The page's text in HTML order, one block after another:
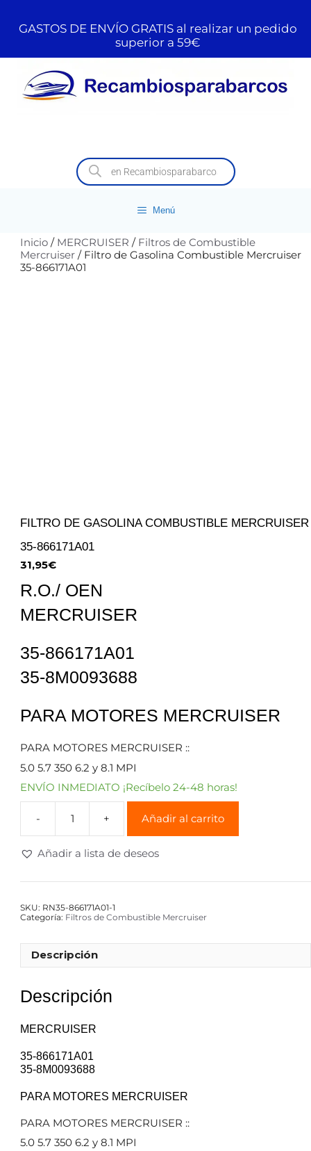
GASTOS DE ENVÍO GRATIS al realizar un pedido
superior a 59€
Menú
Inicio / MERCRUISER / Filtros de Combustible
Mercruiser / Filtro de Gasolina Combustible Mercruiser
35-866171A01
FILTRO DE GASOLINA COMBUSTIBLE MERCRUISER
35-866171A01
31,95€
R.O./ OEN
MERCRUISER
35-866171A01
35-8M0093688
PARA MOTORES MERCRUISER
PARA MOTORES MERCRUISER ::
5.0 5.7 350 6.2 y 8.1 MPI
ENVÍO INMEDIATO ¡Recíbelo 24-48 horas!
Añadir al carrito
Añadir a lista de deseos
SKU: RN35-866171A01-1
Categoría: Filtros de Combustible Mercruiser
Descripción
Descripción
MERCRUISER
35-866171A01
35-8M0093688
PARA MOTORES MERCRUISER
PARA MOTORES MERCRUISER ::
5.0 5.7 350 6.2 y 8.1 MPI